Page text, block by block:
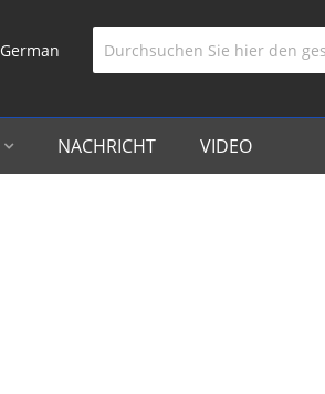
German
NACHRICHT VIDEO